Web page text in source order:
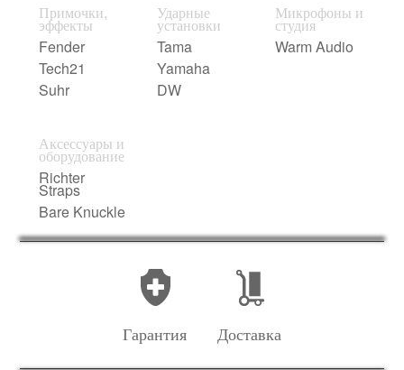
Примочки,
эффекты
Fender
Tech21
Suhr
Ударные
установки
Tama
Yamaha
DW
Микрофоны и
студия
Warm Audio
Аксессуары и
оборудование
Richter
Straps
Bare Knuckle
Гарантия Доставка